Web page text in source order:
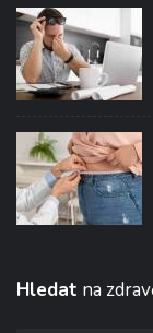
Hledat na